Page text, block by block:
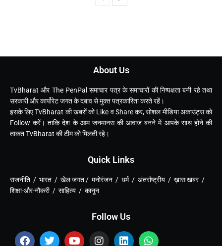
About Us
TvBharat और The PenPal समाचार पत्र के समाचारों की निष्पक्षता बनी रहे तथा
सरकारी और कार्पोरेट जगत के दबाव से मुक्त पत्रकारिता करते रहें।
इसके लिए TvBharat की खबरों को Like व Share कर, सोशल मीडिया अकाउंट्स को
Follow करें। ताकि देश के आम जनमानस की आवाज बनने में आपके साथ होने की
ताकत TvBharat की टीम को मिलती रहे।
Quick Links
राजनीति / भारत / खेल जगत / मनोरंजन / धर्म / अंतर्राष्ट्रीय / ख़ास खबर /
शिक्षा-और-नौकरी / साहित्य / कानून
Follow Us